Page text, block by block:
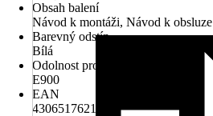
Obsah balení
Návod k montáži, Návod k obsluze
Barevný odstín
Bílá
Odolnost proti nárazovému dešti
E900
EAN
4306517621421